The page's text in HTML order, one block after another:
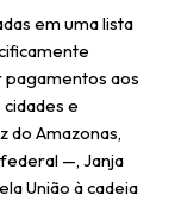
em uma lista
pagamentos aos
e
do Amazonas,
—, Janja
União à cadeia